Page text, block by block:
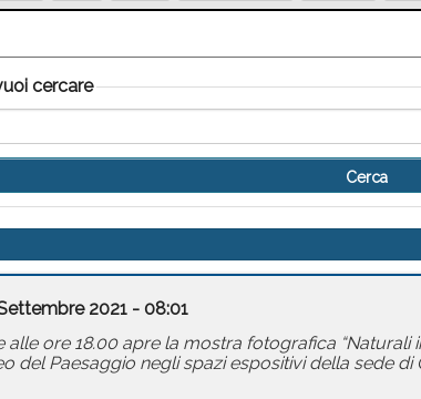
cercare
2021 - 08:01
alle ore 18.00 apre la mostra fotografica
del Paesaggio negli spazi espositivi della sede di